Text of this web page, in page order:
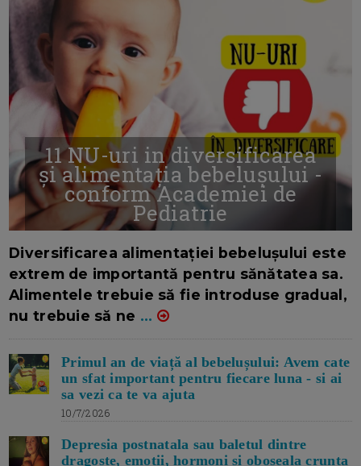
11 NU-uri in diversificarea
și alimentația bebelușului -
conform Academiei de
Pediatrie
Diversificarea alimentației bebelușului este
extrem de importantă pentru sănătatea sa.
Alimentele trebuie să fie introduse gradual,
nu trebuie să ne ...
Primul an de viață al bebelușului: Avem cate
un sfat important pentru fiecare luna - si ai
sa vezi ca te va ajuta
10/7/2026
Depresia postnatala sau baletul dintre
dragoste, emotii, hormoni si oboseala crunta